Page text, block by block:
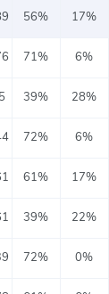
56% 17%
71% 6%
39% 28%
72% 6%
61% 17%
39% 22%
72% 0%